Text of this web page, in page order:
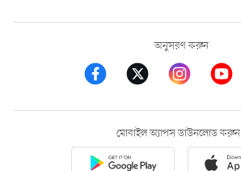
অনুসরণ করুন
মোবাইল অ্যাপস ডাউনলোড করুন